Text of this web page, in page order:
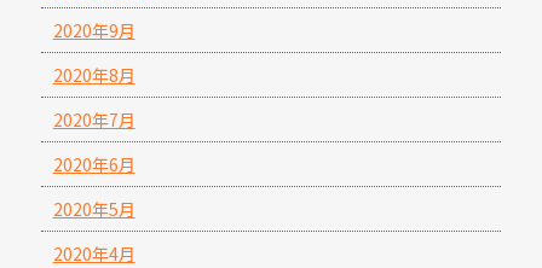
2020年9月
2020年8月
2020年7月
2020年6月
2020年5月
2020年4月